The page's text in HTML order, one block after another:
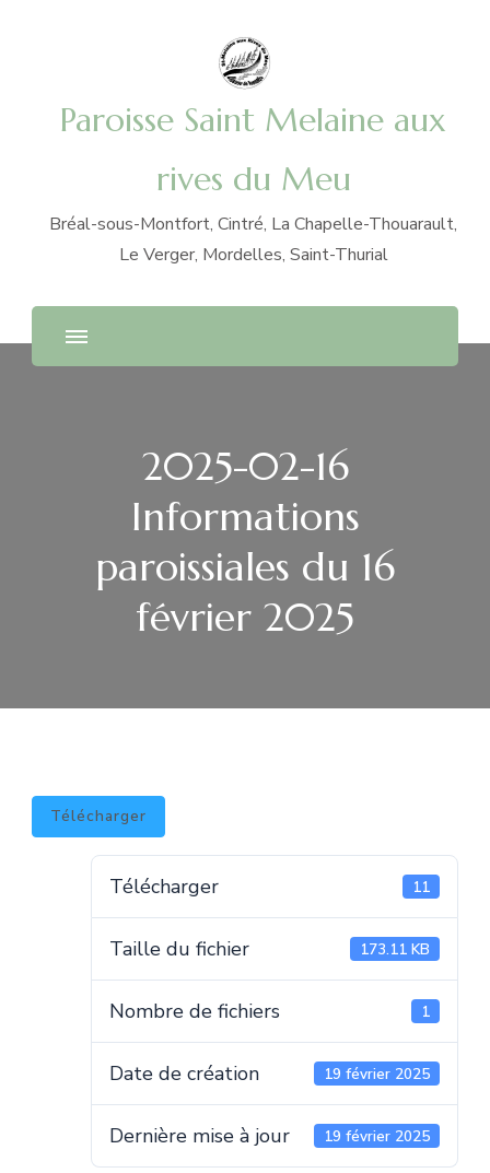
Paroisse Saint Melaine aux
rives du Meu
Bréal-sous-Montfort, Cintré, La Chapelle-Thouarault,
Le Verger, Mordelles, Saint-Thurial
2025-02-16
Informations
paroissiales du 16
février 2025
Télécharger
Télécharger 11
Taille du fichier 173.11 KB
Nombre de fichiers 1
Date de création 19 février 2025
Dernière mise à jour 19 février 2025